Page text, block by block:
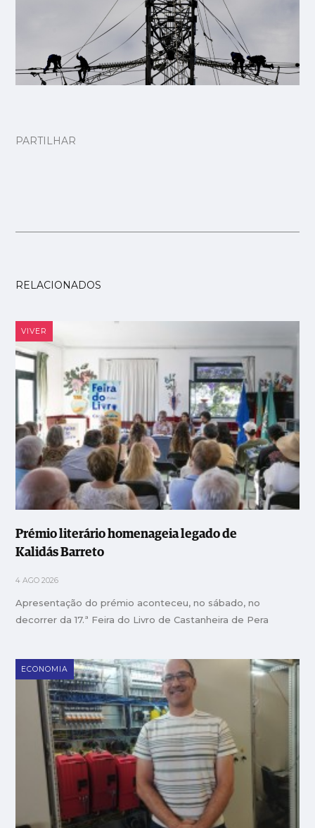
PARTILHAR
RELACIONADOS
VIVER
Prémio literário homenageia legado de
Kalidás Barreto
4 AGO 2026
Apresentação do prémio aconteceu, no sábado, no
decorrer da 17.ª Feira do Livro de Castanheira de Pera
ECONOMIA